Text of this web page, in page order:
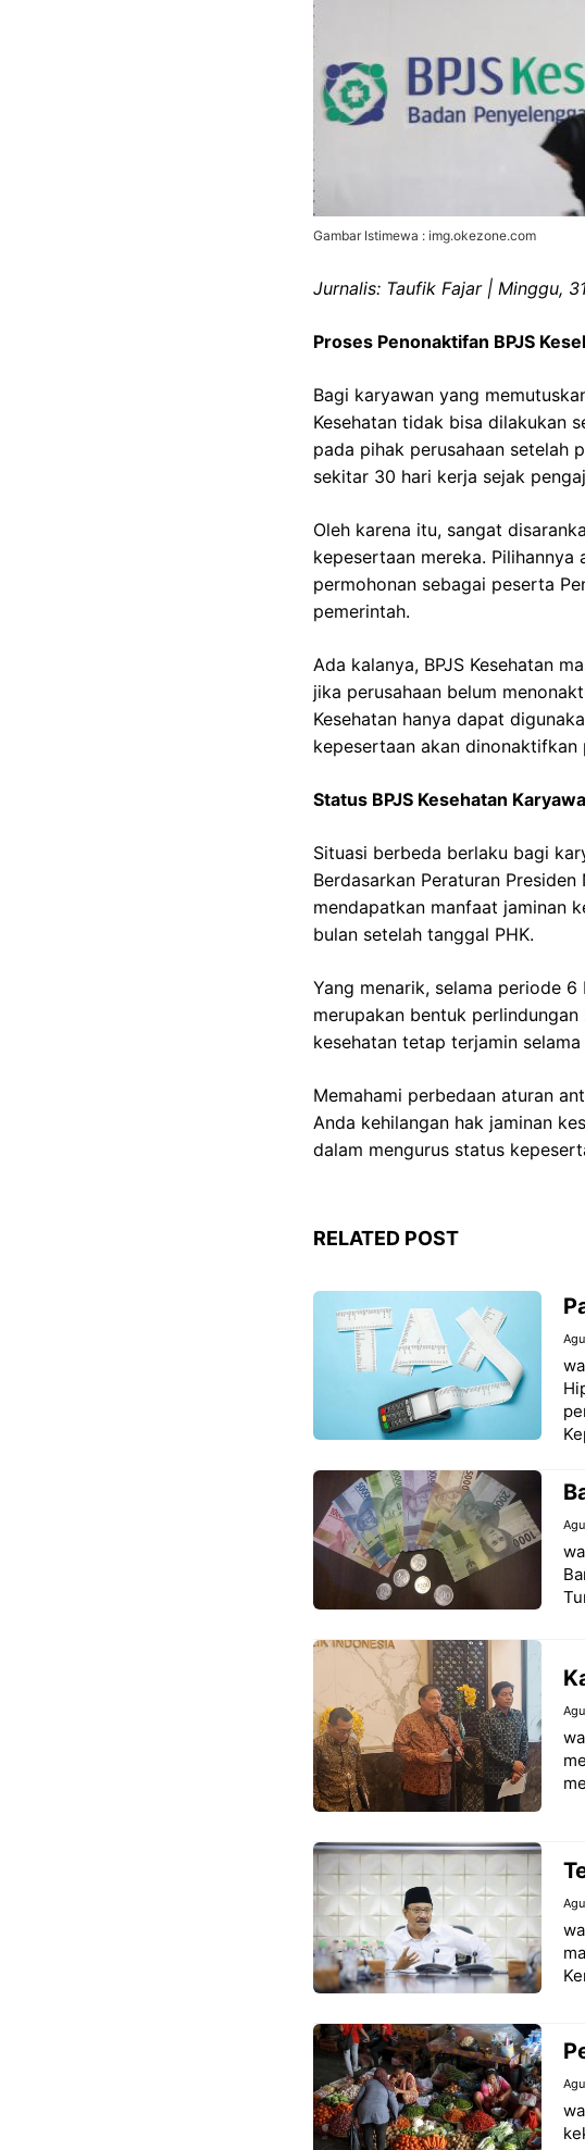
Gambar Istimewa : img.okezone.com
Jurnalis: Taufik Fajar | Minggu,
Proses Penonaktifan BPJS
Bagi karyawan yang
Kesehatan tidak bisa dilakukan
pada pihak perusahaan setelah
sekitar 30 hari kerja sejak
Oleh karena itu, sangat
kepesertaan mereka.
permohonan sebagai peserta
pemerintah.
Ada kalanya, BPJS Kesehatan
jika perusahaan belum
Kesehatan hanya dapat
kepesertaan akan dinonaktifkan
Status BPJS Kesehatan
Situasi berbeda berlaku bagi
Berdasarkan Peraturan
mendapatkan manfaat jaminan
bulan setelah tanggal PHK.
Yang menarik, selama periode
merupakan bentuk
kesehatan tetap terjamin
Memahami perbedaan aturan
Anda kehilangan hak jaminan
dalam mengurus status
RELATED POST